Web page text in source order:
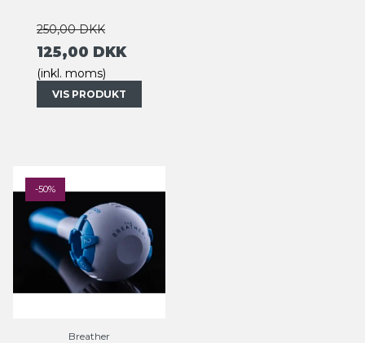
250,00 DKK
125,00 DKK
(inkl. moms)
VIS PRODUKT
-50%
Breather